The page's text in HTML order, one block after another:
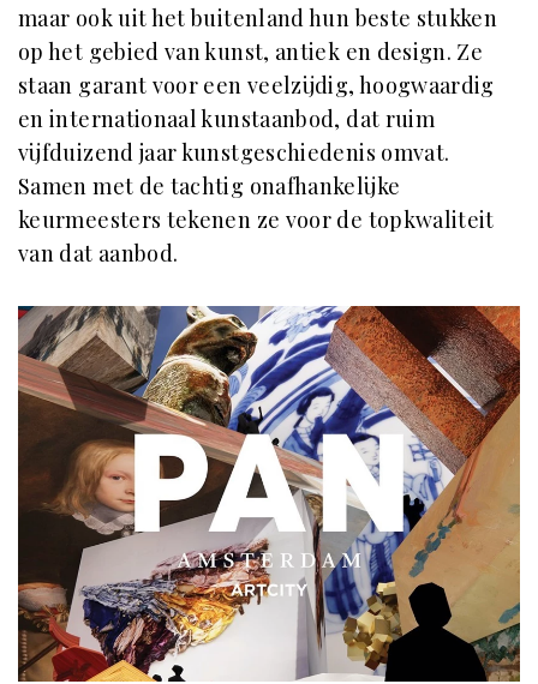
maar ook uit het buitenland hun beste stukken
op het gebied van kunst, antiek en design. Ze
staan garant voor een veelzijdig, hoogwaardig
en internationaal kunstaanbod, dat ruim
vijfduizend jaar kunstgeschiedenis omvat.
Samen met de tachtig onafhankelijke
keurmeesters tekenen ze voor de topkwaliteit
van dat aanbod.